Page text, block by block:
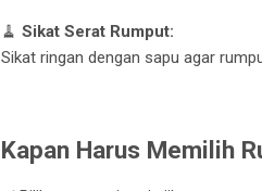
🧹 Sikat Serat Rumput:
Sikat ringan dengan sapu agar
Kapan Harus Memilih